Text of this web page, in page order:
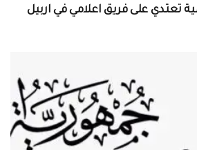
على فريق اعلامي في اربيل